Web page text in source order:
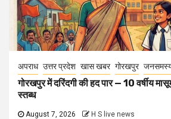
अपराध उत्तर प्रदेश खास खबर गोरखपुर
गोरखपुर में दरिंदगी की हद पार — 10 वर्षीय
स्तब्ध
August 7, 2026 H S live news